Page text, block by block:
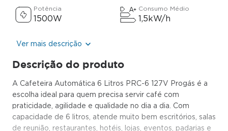
Potência
1500W
Consumo Médio
1,5kW/h
Ver mais descrição
Descrição do produto
A Cafeteira Automática 6 Litros PRC-6 127V Progás é a
escolha ideal para quem precisa servir café com
praticidade, agilidade e qualidade no dia a dia. Com
capacidade de 6 litros, atende muito bem escritórios, salas
de reunião, restaurantes, hotéis, lojas, eventos, padarias e